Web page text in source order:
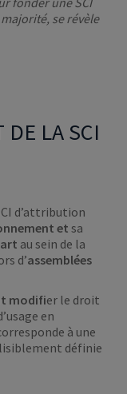
se révèle
LA SCI
d’attribution
et sa
au sein de la
d’assemblées
modifier le droit
en
à une
définie